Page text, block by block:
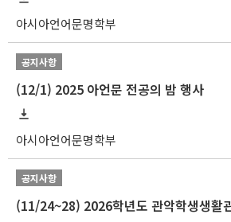
아시아언어문명학부
공지사항
(12/1) 2025 아언문 전공의 밤 행사
아시아언어문명학부
공지사항